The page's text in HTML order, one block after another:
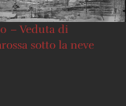
– Veduta di
sotto la neve